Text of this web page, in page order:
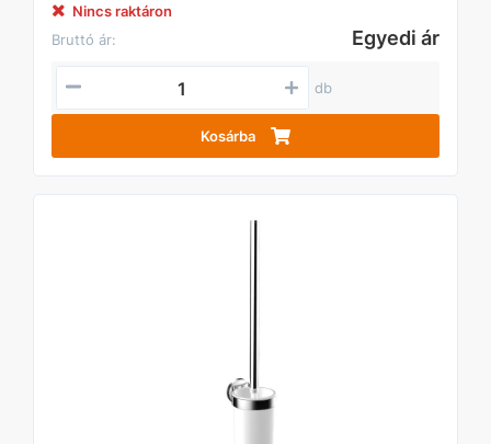
Nincs raktáron
Bruttó ár:
Egyedi ár
db
Kosárba